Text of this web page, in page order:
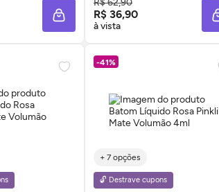
ADICIONAR À SACOLA
R$ 62,90
R$ 36,90
à vista
-41%
+ 7 opções
🔓 Destrave cupons